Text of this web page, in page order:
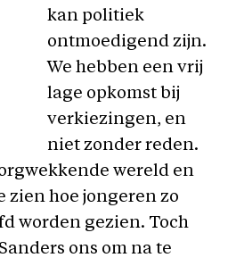
kan politiek
ontmoedigend zijn.
We hebben een vrij
lage opkomst bij
verkiezingen, en
niet zonder reden.
wereld en
zien hoe jongeren zo
worden gezien. Toch
ons om na te